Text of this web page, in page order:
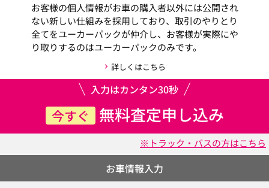
お客様の個人情報がお車の購入者以外には公開され
ない新しい仕組みを採用しており、取引のやりとり
全てをユーカーパックが仲介し、お客様が実際にや
り取りするのはユーカーパックのみです。
詳しくはこちら
入力はカンタン30秒
今すぐ 無料査定申し込み
※トラック・バスの方はこちら
お車情報入力